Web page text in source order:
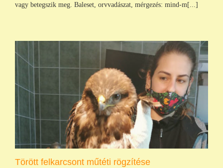
vagy betegszik meg. Baleset, orvvadászat, mérgezés: mind-m[...]
Törött felkarcsont műtéti rögzítése